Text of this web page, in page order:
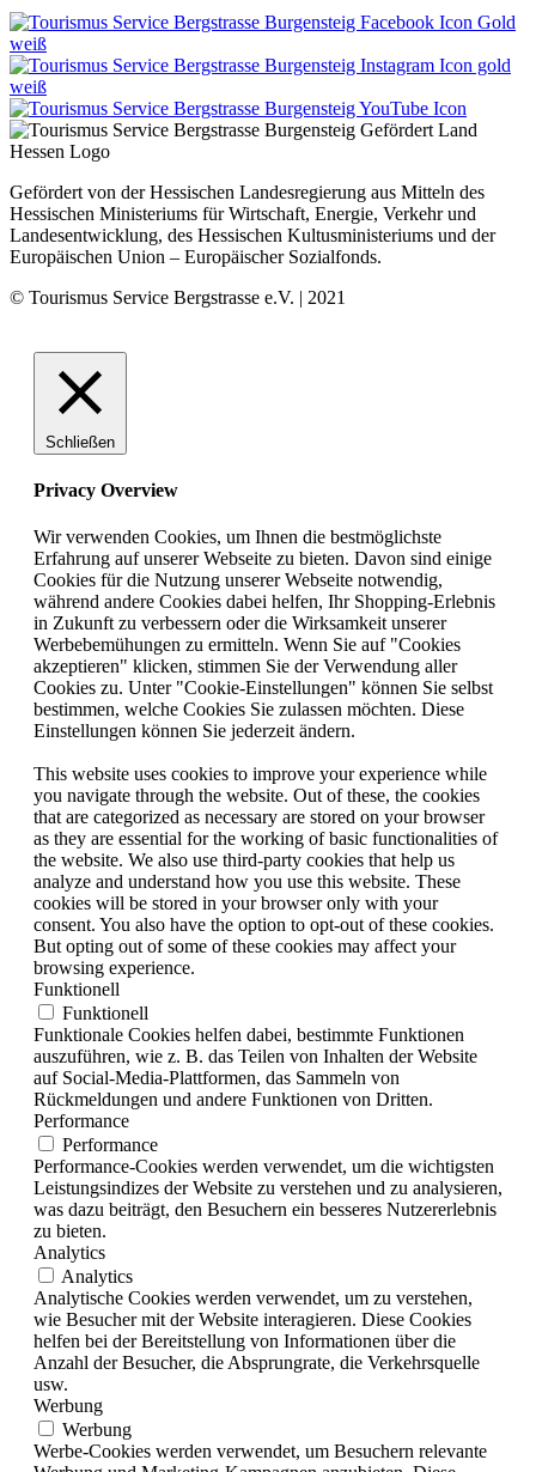
Gefördert von der Hessischen Landesregierung aus Mitteln des
Hessischen Ministeriums für Wirtschaft, Energie, Verkehr und
Landesentwicklung, des Hessischen Kultusministeriums und der
Europäischen Union – Europäischer Sozialfonds.
© Tourismus Service Bergstrasse e.V. | 2021
Schließen
Privacy Overview
Wir verwenden Cookies, um Ihnen die bestmöglichste
Erfahrung auf unserer Webseite zu bieten. Davon sind einige
Cookies für die Nutzung unserer Webseite notwendig,
während andere Cookies dabei helfen, Ihr Shopping-Erlebnis
in Zukunft zu verbessern oder die Wirksamkeit unserer
Werbebemühungen zu ermitteln. Wenn Sie auf "Cookies
akzeptieren" klicken, stimmen Sie der Verwendung aller
Cookies zu. Unter "Cookie-Einstellungen" können Sie selbst
bestimmen, welche Cookies Sie zulassen möchten. Diese
Einstellungen können Sie jederzeit ändern.
This website uses cookies to improve your experience while
you navigate through the website. Out of these, the cookies
that are categorized as necessary are stored on your browser
as they are essential for the working of basic functionalities of
the website. We also use third-party cookies that help us
analyze and understand how you use this website. These
cookies will be stored in your browser only with your
consent. You also have the option to opt-out of these cookies.
But opting out of some of these cookies may affect your
browsing experience.
Funktionell
Funktionell
Funktionale Cookies helfen dabei, bestimmte Funktionen
auszuführen, wie z. B. das Teilen von Inhalten der Website
auf Social-Media-Plattformen, das Sammeln von
Rückmeldungen und andere Funktionen von Dritten.
Performance
Performance
Performance-Cookies werden verwendet, um die wichtigsten
Leistungsindizes der Website zu verstehen und zu analysieren,
was dazu beiträgt, den Besuchern ein besseres Nutzererlebnis
zu bieten.
Analytics
Analytics
Analytische Cookies werden verwendet, um zu verstehen,
wie Besucher mit der Website interagieren. Diese Cookies
helfen bei der Bereitstellung von Informationen über die
Anzahl der Besucher, die Absprungrate, die Verkehrsquelle
usw.
Werbung
Werbung
Werbe-Cookies werden verwendet, um Besuchern relevante